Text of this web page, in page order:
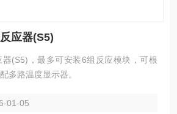
应器(S5)
(S5)，最多可安装6组反应模块，可根
多路温度显示器。
01-05